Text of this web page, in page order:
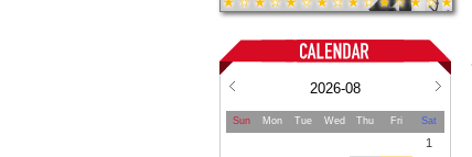
2026-08
Sun Mon Tue Wed Thu Fri Sat
1